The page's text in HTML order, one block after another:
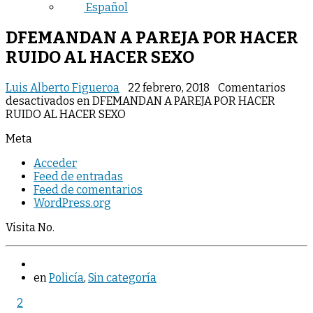
Español
DFEMANDAN A PAREJA POR HACER
RUIDO AL HACER SEXO
Luis Alberto Figueroa 22 febrero, 2018
Comentarios
desactivados en DFEMANDAN A PAREJA POR HACER
RUIDO AL HACER SEXO
Meta
Acceder
Feed de entradas
Feed de comentarios
WordPress.org
Visita No.
enPolicía, Sin categoría
2